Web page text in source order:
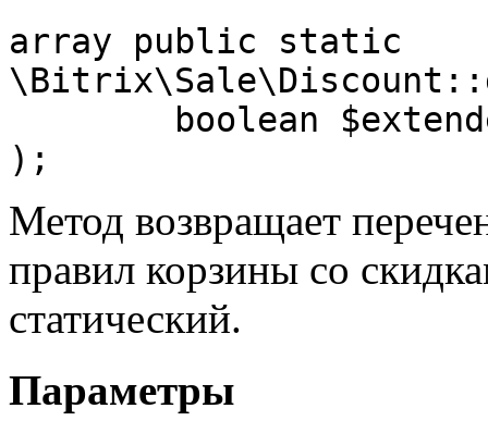
array public static
);
Метод возвращает
правил корзины со
статический.
Параметры